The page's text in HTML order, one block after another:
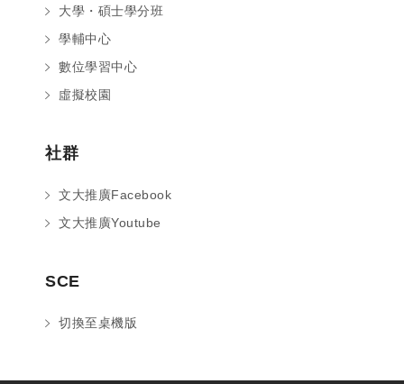
大學・碩士學分班
學輔中心
數位學習中心
虛擬校園
社群
文大推廣Facebook
文大推廣Youtube
SCE
切換至桌機版